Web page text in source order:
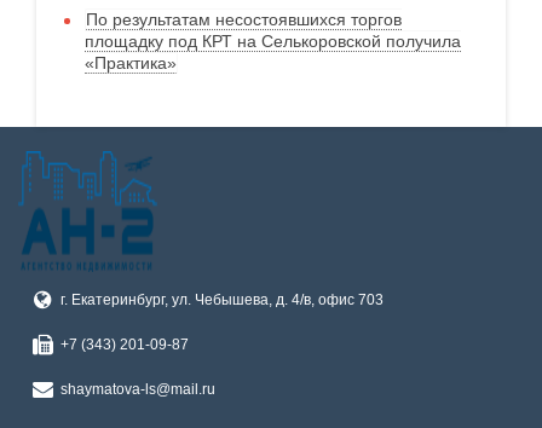
По результатам несостоявшихся торгов
площадку под КРТ на Селькоровской получила
«Практика»
г. Екатеринбург, ул. Чебышева, д. 4/в, офис 703
+7 (343) 201-09-87
shaymatova-ls@mail.ru